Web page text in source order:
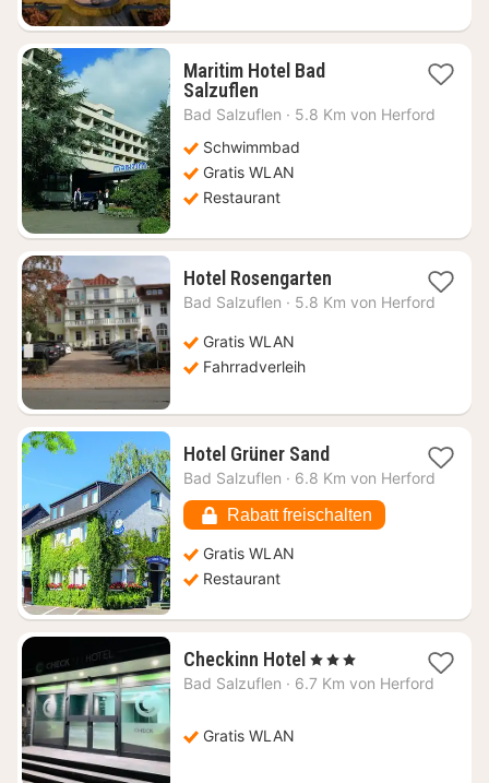
Maritim Hotel Bad
Salzuflen1
Nacht
88,97
€
Bad Salzuflen · 5.8 Km von Herford
Schwimmbad
Gratis WLAN
Restaurant
Hotel Rosengarten1
Nacht
Bad Salzuflen · 5.8 Km von Herford
Gratis WLAN
Fahrradverleih
Hotel Grüner Sand1
Nacht
82,24
€
Bad Salzuflen · 6.8 Km von Herford
Rabatt freischalten
Gratis WLAN
Restaurant
Checkinn Hotel 1
Nacht
, 3 Sterne
Bad Salzuflen · 6.7 Km von Herford
Gratis WLAN